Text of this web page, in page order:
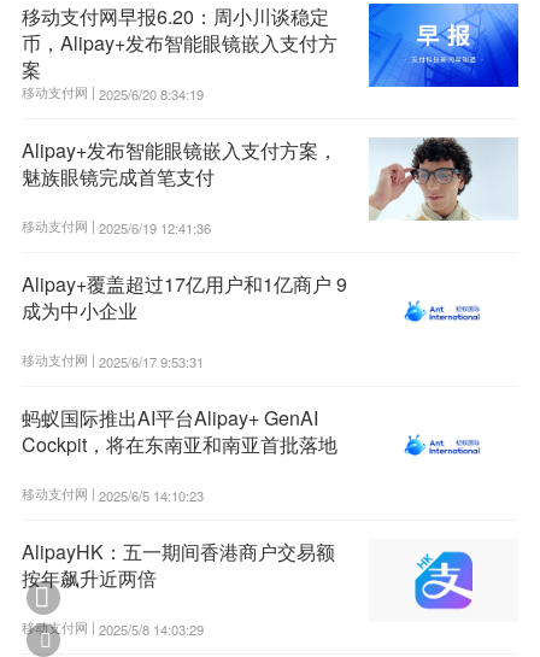
移动支付网早报6.20：周小川谈稳定
币，Alipay+发布智能眼镜嵌入支付方
案
移动支付网 | 2025/6/20 8:34:19
Alipay+发布智能眼镜嵌入支付方案，
魅族眼镜完成首笔支付
移动支付网 | 2025/6/19 12:41:36
Alipay+覆盖超过17亿用户和1亿商户 9
成为中小企业
移动支付网 | 2025/6/17 9:53:31
蚂蚁国际推出AI平台Alipay+ GenAI
Cockpit，将在东南亚和南亚首批落地
移动支付网 | 2025/6/5 14:10:23
AlipayHK：五一期间香港商户交易额
按年飙升近两倍
移动支付网 | 2025/5/8 14:03:29

